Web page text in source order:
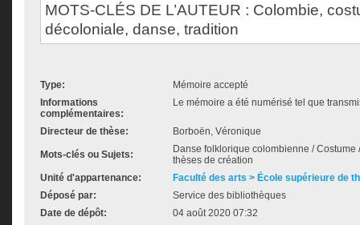
MOTS-CLÉS DE L’AUTEUR : Colombie,
décoloniale, danse, tradition
Type:
Mémoire accepté
Informations
complémentaires:
Le mémoire a été numérisé tel que
Directeur de thèse: Borboën, Véronique
Mots-clés ou Sujets:
Danse folklorique colombienne / Costume
thèses de création
Unité d'appartenance:
Faculté des arts > École supérieure de
Déposé par:
Service des bibliothèques
Date de dépôt:
04 août 2020 07:32